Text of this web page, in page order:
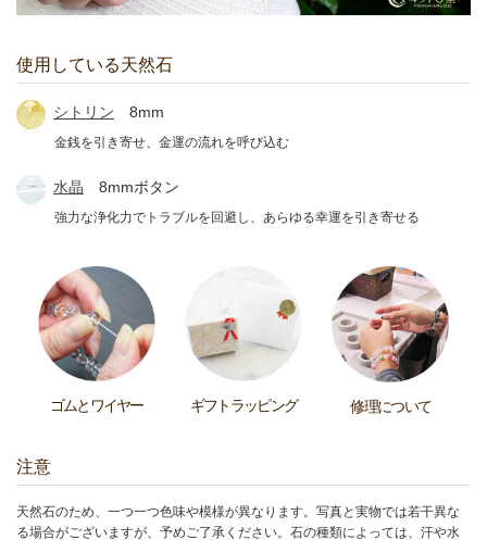
使用している天然石
シトリン 8mm
金銭を引き寄せ、金運の流れを呼び込む
水晶 8mmボタン
強力な浄化力でトラブルを回避し、あらゆる幸運を引き寄せる
ゴムとワイヤー ギフトラッピング 修理について
注意
天然石のため、一つ一つ色味や模様が異なります。写真と実物では若干異な
る場合がございますが、予めご了承ください。石の種類によっては、汗や水